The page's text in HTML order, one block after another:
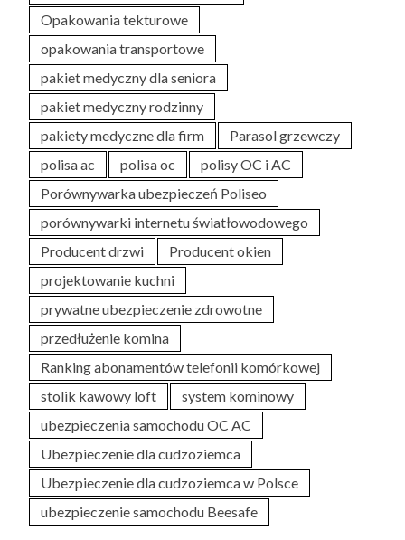
Opakowania tekturowe
opakowania transportowe
pakiet medyczny dla seniora
pakiet medyczny rodzinny
pakiety medyczne dla firm
Parasol grzewczy
polisa ac
polisa oc
polisy OC i AC
Porównywarka ubezpieczeń Poliseo
porównywarki internetu światłowodowego
Producent drzwi
Producent okien
projektowanie kuchni
prywatne ubezpieczenie zdrowotne
przedłużenie komina
Ranking abonamentów telefonii komórkowej
stolik kawowy loft
system kominowy
ubezpieczenia samochodu OC AC
Ubezpieczenie dla cudzoziemca
Ubezpieczenie dla cudzoziemca w Polsce
ubezpieczenie samochodu Beesafe